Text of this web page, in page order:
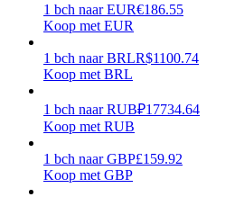
Verdien dagelijks competitieve
1 bch naar EUR€186.55
Koop met EUR
1 bch naar BRLR$1100.74
Koop met BRL
1 bch naar RUB₽17734.64
Koop met RUB
1 bch naar GBP£159.92
Koop met GBP